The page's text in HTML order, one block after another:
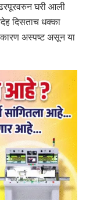
घरी आली
दिसताच धक्का
अस्पष्ट असून या